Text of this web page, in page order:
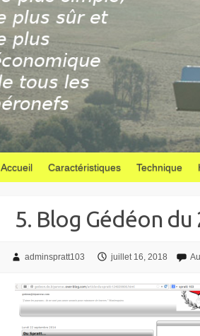
Accueil Caractéristiques Technique
5. Blog Gédéon du
adminspratt103 juillet 16, 2018